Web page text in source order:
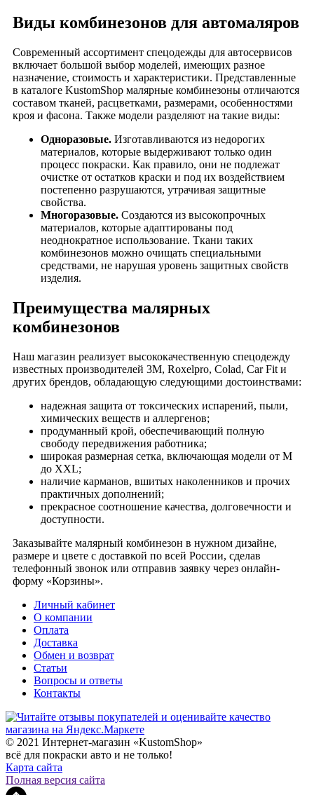
Виды комбинезонов для автомаляров
Современный ассортимент спецодежды для автосервисов
включает большой выбор моделей, имеющих разное
назначение, стоимость и характеристики. Представленные
в каталоге KustomShop малярные комбинезоны отличаются
составом тканей, расцветками, размерами, особенностями
кроя и фасона. Также модели разделяют на такие виды:
Одноразовые. Изготавливаются из недорогих
материалов, которые выдерживают только один
процесс покраски. Как правило, они не подлежат
очистке от остатков краски и под их воздействием
постепенно разрушаются, утрачивая защитные
свойства.
Многоразовые. Создаются из высокопрочных
материалов, которые адаптированы под
неоднократное использование. Ткани таких
комбинезонов можно очищать специальными
средствами, не нарушая уровень защитных свойств
изделия.
Преимущества малярных
комбинезонов
Наш магазин реализует высококачественную спецодежду
известных производителей 3M, Roxelpro, Colad, Car Fit и
других брендов, обладающую следующими достоинствами:
надежная защита от токсических испарений, пыли,
химических веществ и аллергенов;
продуманный крой, обеспечивающий полную
свободу передвижения работника;
широкая размерная сетка, включающая модели от М
до ХХL;
наличие карманов, вшитых наколенников и прочих
практичных дополнений;
прекрасное соотношение качества, долговечности и
доступности.
Заказывайте малярный комбинезон в нужном дизайне,
размере и цвете с доставкой по всей России, сделав
телефонный звонок или отправив заявку через онлайн-
форму «Корзины».
Личный кабинет
О компании
Оплата
Доставка
Обмен и возврат
Статьи
Вопросы и ответы
Контакты
© 2021 Интернет-магазин «KustomShop»
всё для покраски авто и не только!
Карта сайта
Полная версия сайта